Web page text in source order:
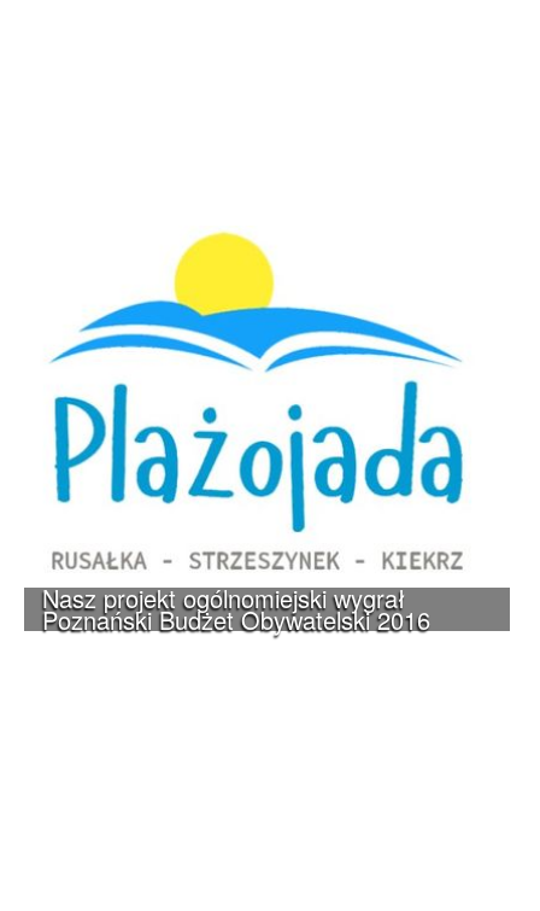
Nasz projekt ogólnomiejski wygrał
Poznański Budżet Obywatelski 2016